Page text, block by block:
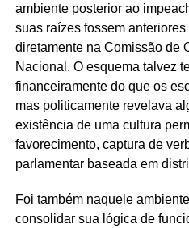
ambiente posterior ao
suas raízes fossem
diretamente na Comissão de
Nacional. O esquema talvez
financeiramente do que os
mas politicamente revelava
existência de uma cultura
favorecimento, captura de
parlamentar baseada em
Foi também naquele
consolidar sua lógica de